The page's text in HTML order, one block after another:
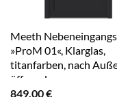
Meeth
»ProM 01«, Klarglas,
titanfarben, nach
öffnend – grau
849,00€